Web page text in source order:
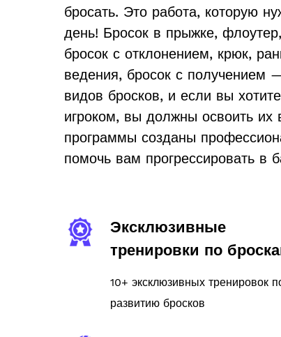
бросать. Это работа, которую
день! Бросок в прыжке,
бросок с отклонением, крюк,
ведения, бросок с получением
видов бросков, и если вы
игроком, вы должны освоить
программы созданы
помочь вам прогрессировать в
Эксклюзивные
тренировки по
10+ эксклюзивных тренировок
развитию бросков